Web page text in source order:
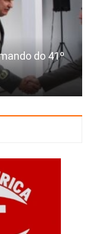
do 41º